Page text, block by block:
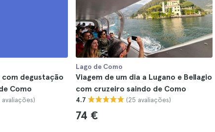
com degustação
Como
avaliações)
Lago de Como
Viagem de um dia a Lugano e Bellagio
com cruzeiro saindo de Como
4.7 (25 avaliações)
74 €